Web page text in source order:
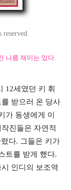
나름 재미는 있다.
12세였던 키 휘
받으러 온 당사
가 동생에게 이
진들은 자연적
다. 그들은 키가
트를 받게 했다.
인디의 보조역